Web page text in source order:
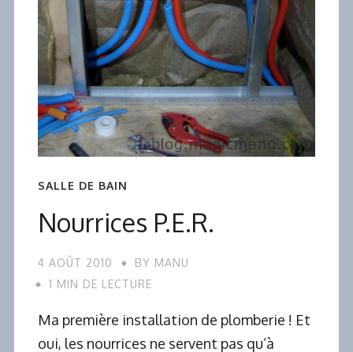
SALLE DE BAIN
Nourrices P.E.R.
4 AOÛT 2010 BY MANU
1 MIN DE LECTURE
Ma première installation de plomberie ! Et
oui, les nourrices ne servent pas qu’à